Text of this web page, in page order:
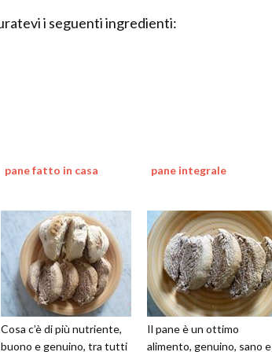
i seguenti ingredienti:
pane fatto in casa
Cosa c’è di più nutriente,
buono e genuino, tra tutti
pane integrale
Il pane è un ottimo
alimento, genuino, sano e